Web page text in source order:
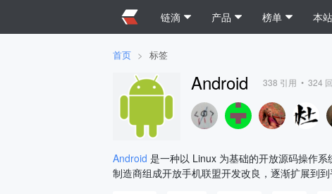
链滴 产品 榜单 本
首页 > 标签
Android 338 引用 • 324
Android 是一种以 Linux 为基础的开放源码操作
制造商组成开放手机联盟开发改良，逐渐扩展到到